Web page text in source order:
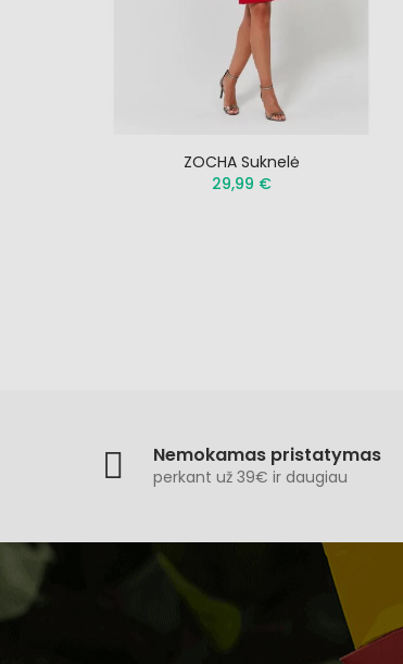
ZOCHA Suknelė
29,99 €
Nemokamas pristatymas
perkant už 39€ ir daugiau